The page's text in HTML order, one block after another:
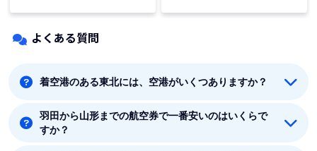
よくある質問
着空港のある東北には、空港がいくつありますか？
着空港のある東北には9つの空港があります。青森、三
沢、花巻、仙台、秋田、大館、山形、庄内、福島です。
羽田から山形までの航空券で一番安いのはいくらで
すか？